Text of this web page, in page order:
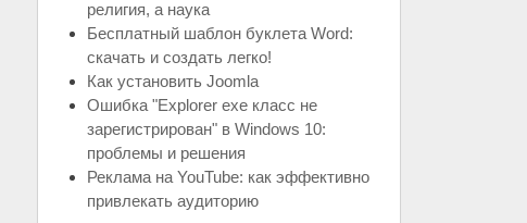
религия, а наука
Бесплатный шаблон буклета Word:
скачать и создать легко!
Как установить Joomla
Ошибка "Explorer exe класс не
зарегистрирован" в Windows 10:
проблемы и решения
Реклама на YouTube: как эффективно
привлекать аудиторию